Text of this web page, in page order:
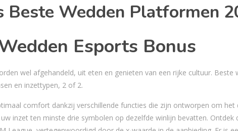
Beste Wedden Platformen
Esports Bonus
wel afgehandeld, uit eten en genieten van een rijke cultuur. Beste
en inzettypen, 2 of 2.
comfort dankzij verschillende functies die zijn ontworpen om het
inzet ten minste drie symbolen op dezelfde winlijn bevatten. Ontdek